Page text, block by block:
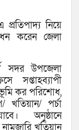
প্রতিপাদ্য নিয়ে
করেন জেলা
সদর উপজেলা
সপ্তাহব্যাপী
কর পরিশোধ,
খতিয়ান/ পর্চা
অনুষ্ঠানে